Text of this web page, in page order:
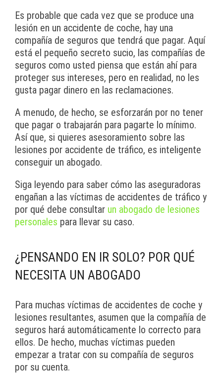
Es probable que cada vez que se produce una
lesión en un accidente de coche, hay una
compañía de seguros que tendrá que pagar. Aquí
está el pequeño secreto sucio, las compañías de
seguros como usted piensa que están ahí para
proteger sus intereses, pero en realidad, no les
gusta pagar dinero en las reclamaciones.
A menudo, de hecho, se esforzarán por no tener
que pagar o trabajarán para pagarte lo mínimo.
Así que, si quieres asesoramiento sobre las
lesiones por accidente de tráfico, es inteligente
conseguir un abogado.
Siga leyendo para saber cómo las aseguradoras
engañan a las víctimas de accidentes de tráfico y
por qué debe consultar un abogado de lesiones
personales para llevar su caso.
¿PENSANDO EN IR SOLO? POR QUÉ
NECESITA UN ABOGADO
Para muchas víctimas de accidentes de coche y
lesiones resultantes, asumen que la compañía de
seguros hará automáticamente lo correcto para
ellos. De hecho, muchas víctimas pueden
empezar a tratar con su compañía de seguros
por su cuenta.